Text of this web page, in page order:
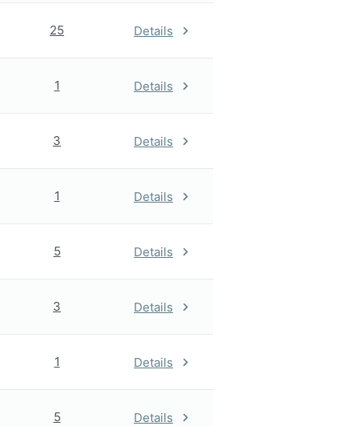
25 Details
1 Details
3 Details
1 Details
5 Details
3 Details
1 Details
5 Details